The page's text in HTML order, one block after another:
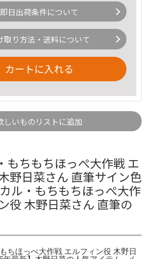
即日出荷条件について
取り方法・送料について
カートに入れる
しいものリストに追加
もちもちほっぺ大作戦 エ
野日菜さん 直筆サイン色
ル・もちもちほっぺ大作
役 木野日菜さん 直筆の
ちほっぺ大作戦 エルフィン役 木野日